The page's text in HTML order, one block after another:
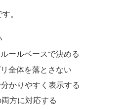
。
ールベースで決める
全体を落とさない
かりやすく表示する
方に対応する